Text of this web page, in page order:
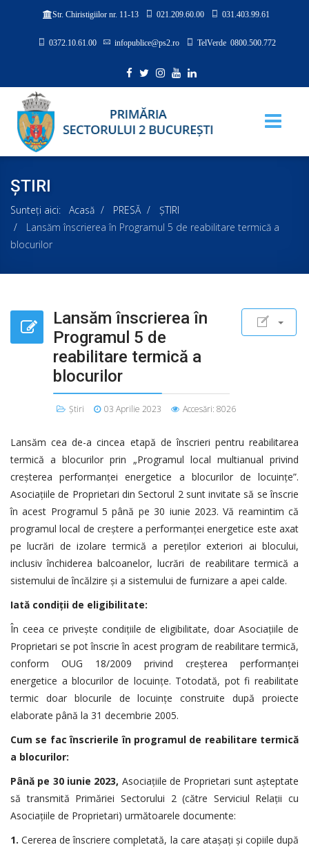
Str. Chiristigiilor nr. 11-13 021.209.60.00 031.403.99.61
0372.10.61.00 infopublice@ps2.ro TelVerde 0800.500.772
ȘTIRI
Sunteți aici: Acasă PRESĂ
ȘTIRI
Lansăm înscrierea în Programul 5 de reabilitare termică a
blocurilor
Lansăm înscrierea în
Programul 5 de
reabilitare termică a
blocurilor
Știri 03 Aprilie 2023 Accesări: 8026
Lansăm cea de-a cincea etapă de înscrieri pentru reabilitarea
termică a blocurilor prin „Programul local multianual privind
creşterea performanţei energetice a blocurilor de locuinţe”.
Asociaţiile de Proprietari din Sectorul 2 sunt invitate să se înscrie
în acest Programul 5până pe 30 iunie 2023. Vă reamintim că
programul local de creștere a performanței energetice este axat
pe lucrări de izolare termică a pereților exteriori ai blocului,
inclusiv închiderea balcoanelor, lucrări de reabilitare termică a
sistemului de încălzire şi a sistemului de furnizare a apei calde.
Iată condiţii de eligibilitate:
În ceea ce priveşte condiţiile de eligibilitate, doar Asociaţiile de
Proprietari se pot înscrie în acest program de reabilitare termică,
conform OUG 18/2009 privind creșterea performanței
energetice a blocurilor de locuințe. Totodată, pot fi reabilitate
termic doar blocurile de locuințe construite după proiecte
elaborate până la 31 decembrie 2005.
Cum se fac înscrierile în programul de reabilitare termică
a blocurilor:
Până pe 30 iunie 2023, Asociaţiile de Proprietari sunt așteptate
să transmită Primăriei Sectorului 2 (către Serviciul Relații cu
Asociațiile de Proprietari) următoarele documente:
1. Cererea de înscriere completată, la care atașați și copiile după